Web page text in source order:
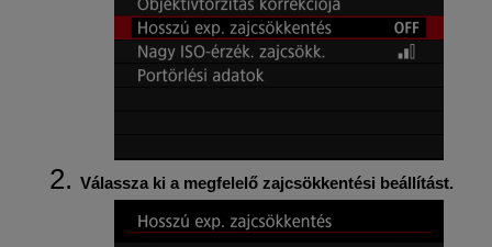
Válassza ki a megfelelő zajcsökkentési beállítást.